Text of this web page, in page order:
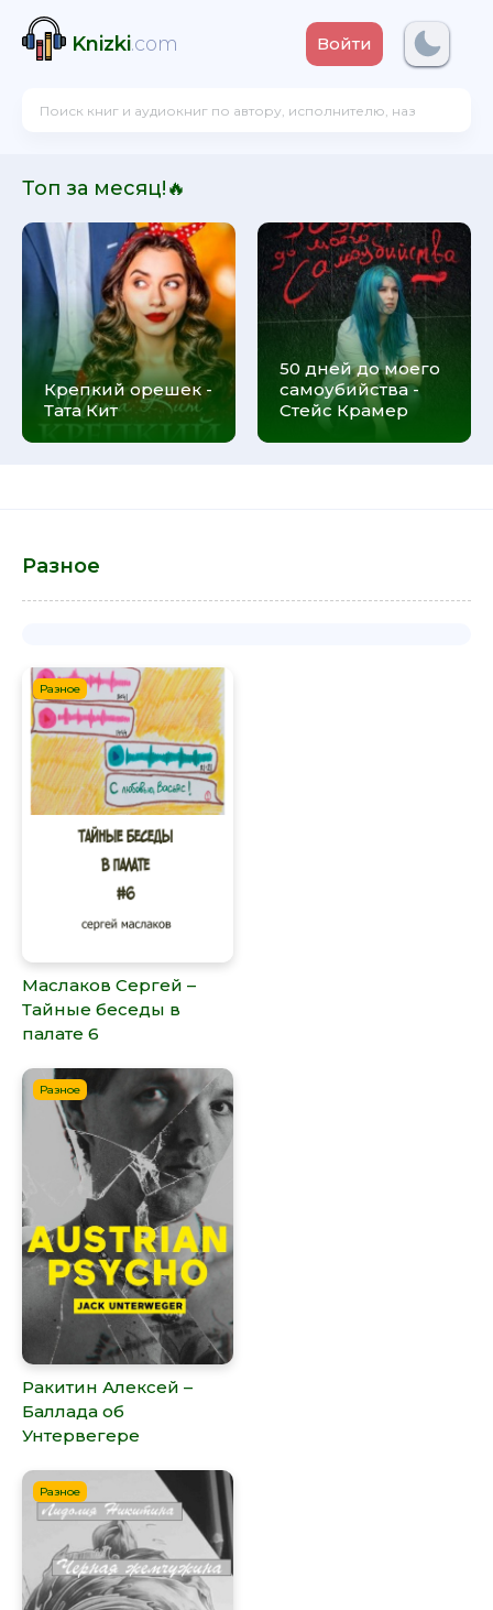
Knizki.com Войти
Топ за месяц!🔥
Крепкий орешек -
Тата Кит
50 дней до моего
самоубийства -
Стейс Крамер
Разное
Разное
Маслаков Сергей –
Тайные беседы в
палате 6
Разное
Ракитин Алексей –
Баллада об
Унтервегере
Разное